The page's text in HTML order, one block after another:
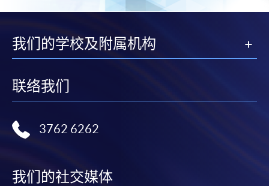
我们的学校及附属机构
联络我们
3762 6262
我们的社交媒体